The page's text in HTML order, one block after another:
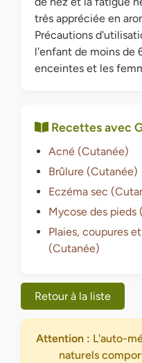
très appréciée en
Précautions
l'enfant de moins de
enceintes et les
Recettes avec
Acné (Cutanée)
Brûlure (Cutanée)
Eczéma sec
Mycose des pieds
Plaies, coupures
(Cutanée)
Retour à la liste
Attention : L'auto-
naturels